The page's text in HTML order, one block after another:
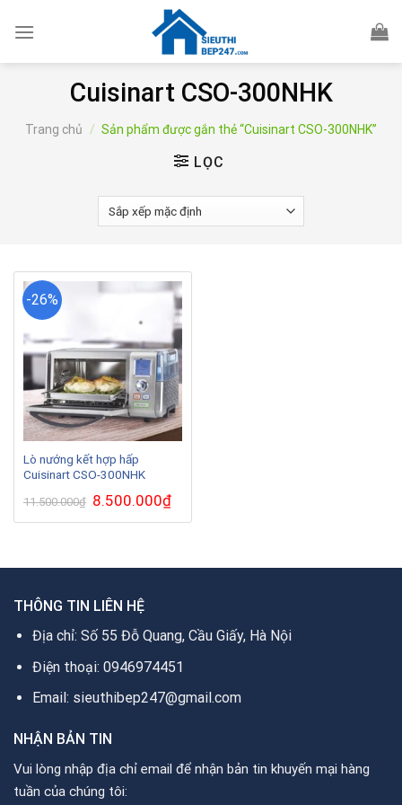
Cuisinart CSO-300NHK
Trang chủ / Sản phẩm được gắn thẻ “Cuisinart CSO-300NHK”
LỌC
-26%
Lò nướng kết hợp hấp
Cuisinart CSO-300NHK
11.500.000₫ Giá
gốc
là:
8.500.000₫Giá
hiện
tại
THÔNG TIN LIÊN HỆ
Địa chỉ: Số 55 Đỗ Quang, Cầu Giấy, Hà Nội
Điện thoại: 0946974451
Email: sieuthibep247@gmail.com
NHẬN BẢN TIN
Vui lòng nhập địa chỉ email để nhận bản tin khuyến mại hàng
tuần của chúng tôi: